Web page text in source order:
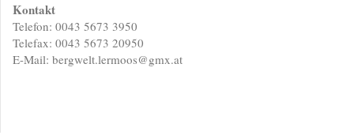
Kontakt
Telefon: 0043 5673 3950
Telefax: 0043 5673 20950
E-Mail: bergwelt.lermoos@gmx.at